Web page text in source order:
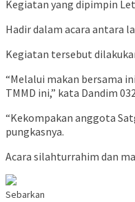
Kegiatan yang dipimpin
Hadir dalam acara antara
Kegiatan tersebut
“Melalui makan bersama
TMMD ini,” kata Dandim
“Kekompakan anggota
pungkasnya.
Acara silahturrahim dan
Sebarkan